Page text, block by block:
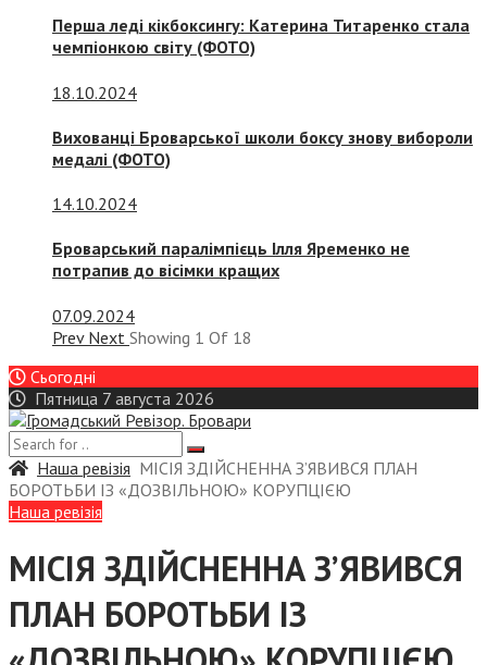
Перша леді кікбоксингу: Катерина Титаренко стала
чемпіонкою світу (ФОТО)
18.10.2024
Вихованці Броварської школи боксу знову вибороли
медалі (ФОТО)
14.10.2024
Броварський паралімпієць Ілля Яременко не
потрапив до вісімки кращих
07.09.2024
Prev Next Showing 1 Of 18
Сьогодні
Пятница 7 августа 2026
Наша ревізія МІСІЯ ЗДІЙСНЕННА З’ЯВИВСЯ ПЛАН
БОРОТЬБИ ІЗ «ДОЗВІЛЬНОЮ» КОРУПЦІЄЮ
Наша ревізія
МІСІЯ ЗДІЙСНЕННА З’ЯВИВСЯ
ПЛАН БОРОТЬБИ ІЗ